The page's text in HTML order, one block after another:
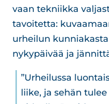
vaan tekniikka
tavoitetta:
urheilun
nykypäivää ja
”Urheilussa
liike, ja sehän